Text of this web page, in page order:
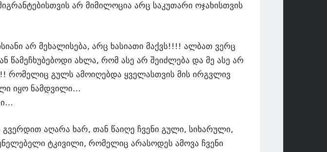
არ მიმილოცია არც საკუთარი ოჯახისთვის
არ მეხალისება, არც ხასიათი მაქვს!!!! ალბათ ვერც
წამეჩხუბებოდი ახლა, რომ ასე არ შეიძლება და მე ასე არ
რომელიც გულს ამოიღებდა ყველასთვის მის ირგვლივ
იყო ნამდვილი…
აღარა ხარ, თან წაიღე ჩვენი გული, სიხარული,
ტკივილი, რომელიც არასოდეს ამოვა ჩვენი